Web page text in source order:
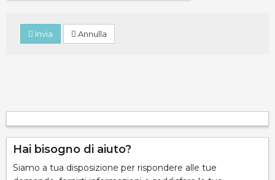
Invia Annulla
Hai bisogno di aiuto?
Siamo a tua disposizione per rispondere alle tue